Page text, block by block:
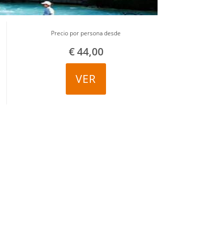
Precio por persona desde
€44,00
VER